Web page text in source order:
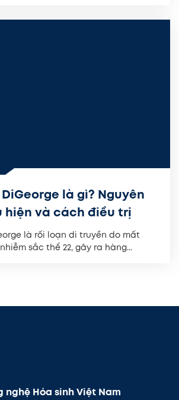
là gì? Nguyên
hiện và cách điều trị
là rối loạn di truyền do mất
sắc thể 22, gây ra hàng...
nghệ Hóa sinh Việt Nam